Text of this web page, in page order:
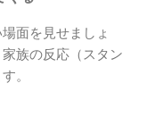
面を見せましょ
族の反応（スタン
。